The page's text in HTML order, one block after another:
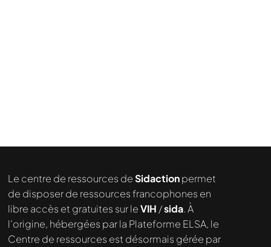
Le centre de ressources deSidactionpermet
de disposer de ressources francophones en
libre accès et gratuites sur leVIH /sida. À
l’origine, hébergées par la Plateforme ELSA, le
Centre de ressources est désormais gérée par